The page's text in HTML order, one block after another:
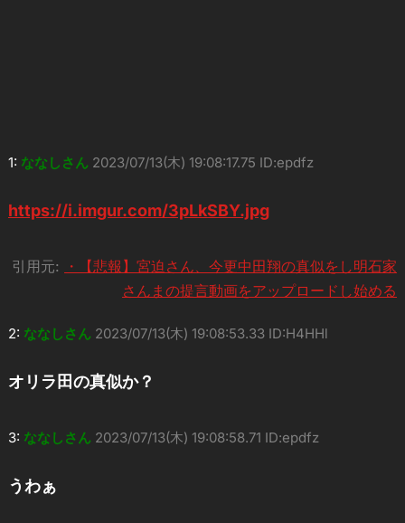
1: ななしさん 2023/07/13(木) 19:08:17.75 ID:epdfz
https://i.imgur.com/3pLkSBY.jpg
引用元:
・【悲報】宮迫さん、今更中田翔の真似をし明石家
さんまの提言動画をアップロードし始める
2: ななしさん 2023/07/13(木) 19:08:53.33 ID:H4HHl
オリラ田の真似か？
3: ななしさん 2023/07/13(木) 19:08:58.71 ID:epdfz
うわぁ